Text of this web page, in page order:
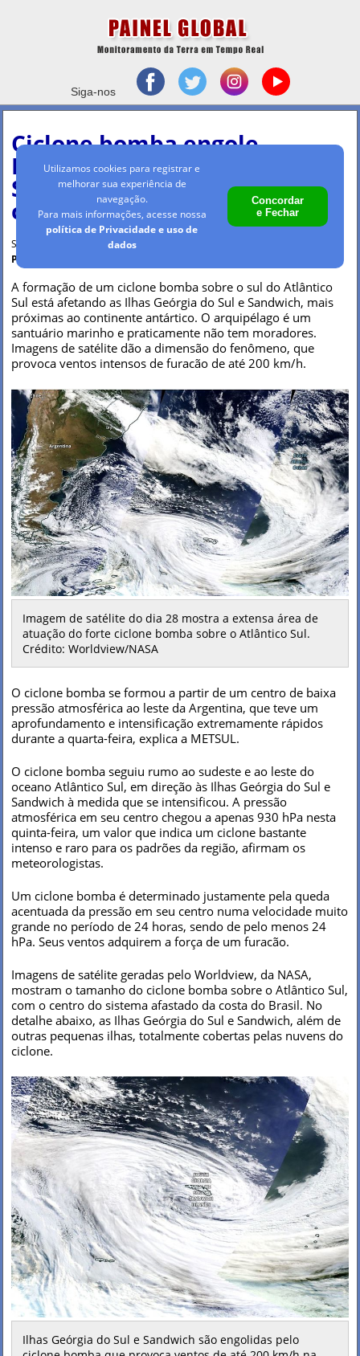
Siga-nos
Ciclone bomba engole
Ilhas Geórgia do Sul e
Sandwich, mas não
chegará ao Brasil
Sexta-feira, 29 abr 2022 - 09h42
Por Maria Clara Machado
A formação de um ciclone bomba sobre o sul do Atlântico
Sul está afetando as Ilhas Geórgia do Sul e Sandwich, mais
próximas ao continente antártico. O arquipélago é um
santuário marinho e praticamente não tem moradores.
Imagens de satélite dão a dimensão do fenômeno, que
provoca ventos intensos de furacão de até 200 km/h.
Imagem de satélite do dia 28 mostra a extensa área de
atuação do forte ciclone bomba sobre o Atlântico Sul.
Crédito: Worldview/NASA
O ciclone bomba se formou a partir de um centro de baixa
pressão atmosférica ao leste da Argentina, que teve um
aprofundamento e intensificação extremamente rápidos
durante a quarta-feira, explica a METSUL.
O ciclone bomba seguiu rumo ao sudeste e ao leste do
oceano Atlântico Sul, em direção às Ilhas Geórgia do Sul e
Sandwich à medida que se intensificou. A pressão
atmosférica em seu centro chegou a apenas 930 hPa nesta
quinta-feira, um valor que indica um ciclone bastante
intenso e raro para os padrões da região, afirmam os
meteorologistas.
Um ciclone bomba é determinado justamente pela queda
acentuada da pressão em seu centro numa velocidade muito
grande no período de 24 horas, sendo de pelo menos 24
hPa. Seus ventos adquirem a força de um furacão.
Imagens de satélite geradas pelo Worldview, da NASA,
mostram o tamanho do ciclone bomba sobre o Atlântico Sul,
com o centro do sistema afastado da costa do Brasil. No
detalhe abaixo, as Ilhas Geórgia do Sul e Sandwich, além de
outras pequenas ilhas, totalmente cobertas pelas nuvens do
ciclone.
Ilhas Geórgia do Sul e Sandwich são engolidas pelo
Utilizamos cookies para registrar e
melhorar sua experiência de
navegação.
Para mais informações, acesse nossa
política de Privacidade e uso de
dados
Concordar
e Fechar